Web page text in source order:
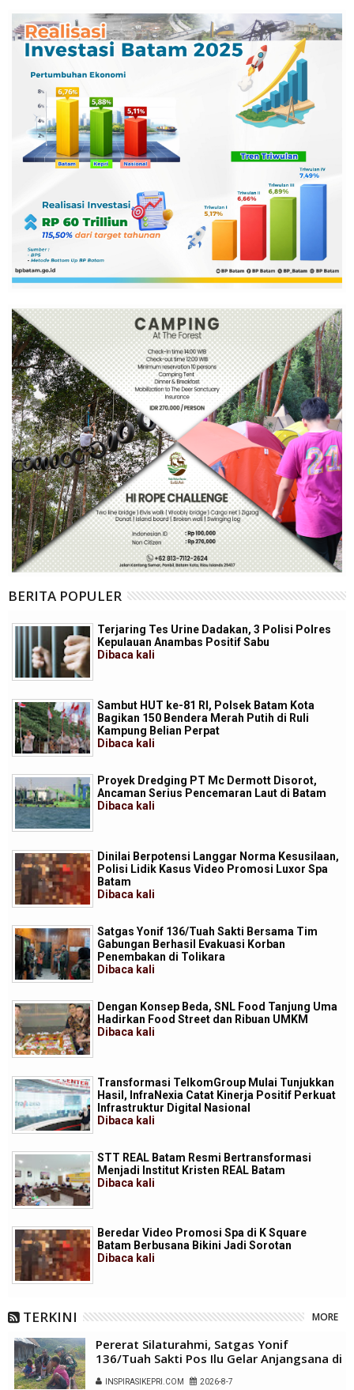
BERITA POPULER
Terjaring Tes Urine Dadakan, 3 Polisi Polres
Kepulauan Anambas Positif Sabu
Dibaca kali
Sambut HUT ke-81 RI, Polsek Batam Kota
Bagikan 150 Bendera Merah Putih di Ruli
Kampung Belian Perpat
Dibaca kali
Proyek Dredging PT Mc Dermott Disorot,
Ancaman Serius Pencemaran Laut di Batam
Dibaca kali
Dinilai Berpotensi Langgar Norma Kesusilaan,
Polisi Lidik Kasus Video Promosi Luxor Spa
Batam
Dibaca kali
Satgas Yonif 136/Tuah Sakti Bersama Tim
Gabungan Berhasil Evakuasi Korban
Penembakan di Tolikara
Dibaca kali
Dengan Konsep Beda, SNL Food Tanjung Uma
Hadirkan Food Street dan Ribuan UMKM
Dibaca kali
Transformasi TelkomGroup Mulai Tunjukkan
Hasil, InfraNexia Catat Kinerja Positif Perkuat
Infrastruktur Digital Nasional
Dibaca kali
STT REAL Batam Resmi Bertransformasi
Menjadi Institut Kristen REAL Batam
Dibaca kali
Beredar Video Promosi Spa di K Square
Batam Berbusana Bikini Jadi Sorotan
Dibaca kali
TERKINI MORE
Pererat Silaturahmi, Satgas Yonif
136/Tuah Sakti Pos Ilu Gelar Anjangsana di
INSPIRASIKEPRI.COM 2026-8-7